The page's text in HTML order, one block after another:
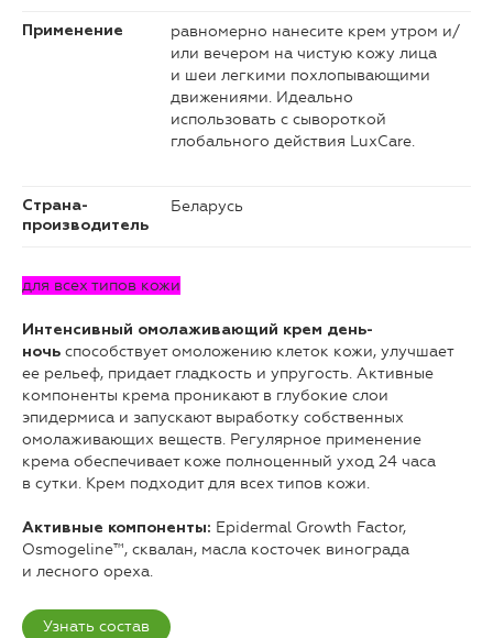
Применение
равномерно нанесите крем утром и/
или вечером на чистую кожу лица
и шеи легкими похлопывающими
движениями. Идеально
использовать с сывороткой
глобального действия LuxCare.
Страна-
производитель
Беларусь
для всех типов кожи
Интенсивный омолаживающий крем день-
ночь способствует омоложению клеток кожи, улучшает
ее рельеф, придает гладкость и упругость. Активные
компоненты крема проникают в глубокие слои
эпидермиса и запускают выработку собственных
омолаживающих веществ. Регулярное применение
крема обеспечивает коже полноценный уход 24 часа
в сутки. Крем подходит для всех типов кожи.
Активные компоненты: Epidermal Growth Factor,
Osmogeline™, сквалан, масла косточек винограда
и лесного ореха.
Узнать состав